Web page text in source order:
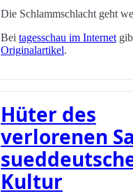
Die Schlammschlacht geht
Bei tagesschau im Internet
Originalartikel.
Hüter des
verlorenen
Kultur